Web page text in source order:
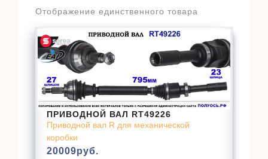
Отображение единственного товара
ПРИВОДНОЙ ВАЛ RT49226
Приводной вал R для механической
коробки
20009руб.